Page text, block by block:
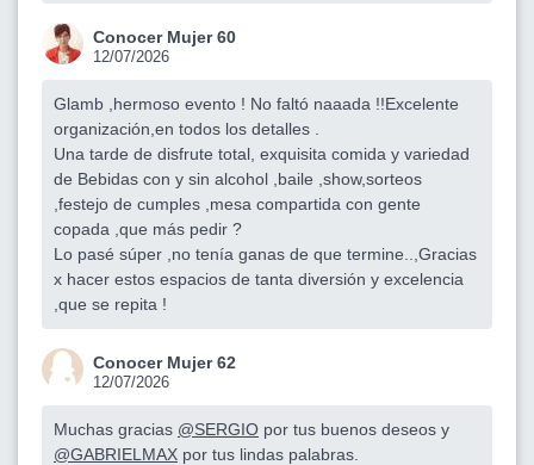
Conocer Mujer 60
12/07/2026
Glamb ,hermoso evento ! No faltó naaada !!Excelente
organización,en todos los detalles .
Una tarde de disfrute total, exquisita comida y variedad
de Bebidas con y sin alcohol ,baile ,show,sorteos
,festejo de cumples ,mesa compartida con gente
copada ,que más pedir ?
Lo pasé súper ,no tenía ganas de que termine..,Gracias
x hacer estos espacios de tanta diversión y excelencia
,que se repita !
Conocer Mujer 62
12/07/2026
Muchas gracias @SERGIO por tus buenos deseos y
@GABRIELMAX por tus lindas palabras.